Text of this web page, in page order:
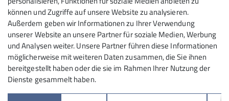
6
Sektion
können und Zugriffe auf unsere Website zu analysieren.
Außerdem geben wir Informationen zu Ihrer Verwendung
unserer Website an unsere Partner für soziale Medien, Werbung
und Analysen weiter. Unsere Partner führen diese Informationen
möglicherweise mit weiteren Daten zusammen, die Sie ihnen
bereitgestellt haben oder die sie im Rahmen Ihrer Nutzung der
Dienste gesammelt haben.